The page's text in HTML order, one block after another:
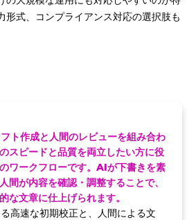
形式、コンプライアンス対応の選択肢も
ト作成と人間のレビューを組み合わ
スピードと品質を両立したい方に役
ワークフローです。AIが下書きを素
間が内容を確認・調整することで、
な文章に仕上げられます。
高速な初期校正と、人間による文